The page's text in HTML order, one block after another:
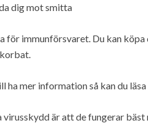
dig mot smitta
för immunförsvaret. Du kan
ha mer information så kan du
virusskydd är att de fungerar